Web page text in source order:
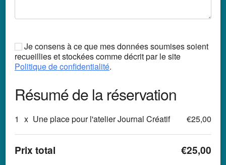
Je consens à ce que mes données soumises soient
recueillies et stockées comme décrit par le site
Politique de confidentialité.
Résumé de la réservation
1 x Une place pour l'atelier Journal Créatif €25,00
Prix total €25,00